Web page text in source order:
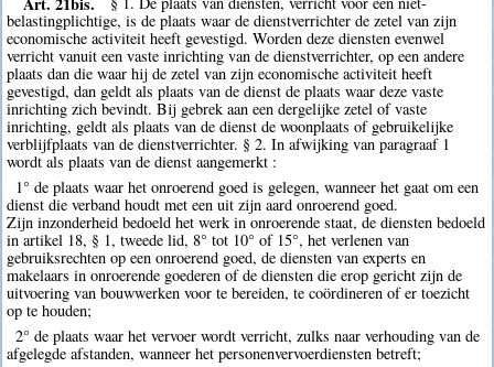
belastingplichtige, is de plaats waar de dienstverrichter de zetel van zijn
economische activiteit heeft gevestigd. Worden deze diensten evenwel
verricht vanuit een vaste inrichting van de dienstverrichter, op een andere
plaats dan die waar hij de zetel van zijn economische activiteit heeft
gevestigd, dan geldt als plaats van de dienst de plaats waar deze vaste
inrichting zich bevindt. Bij gebrek aan een dergelijke zetel of vaste
inrichting, geldt als plaats van de dienst de woonplaats of gebruikelijke
verblijfplaats van de dienstverrichter. § 2. In afwijking van paragraaf 1
wordt als plaats van de dienst aangemerkt :
1° de plaats waar het onroerend goed is gelegen, wanneer het gaat om een
dienst die verband houdt met een uit zijn aard onroerend goed.
Zijn inzonderheid bedoeld het werk in onroerende staat, de diensten bedoeld
in artikel 18, § 1, tweede lid, 8° tot 10° of 15°, het verlenen van
gebruiksrechten op een onroerend goed, de diensten van experts en
makelaars in onroerende goederen of de diensten die erop gericht zijn de
uitvoering van bouwwerken voor te bereiden, te coördineren of er toezicht
op te houden;
2° de plaats waar het vervoer wordt verricht, zulks naar verhouding van de
afgelegde afstanden, wanneer het personenvervoerdiensten betreft;